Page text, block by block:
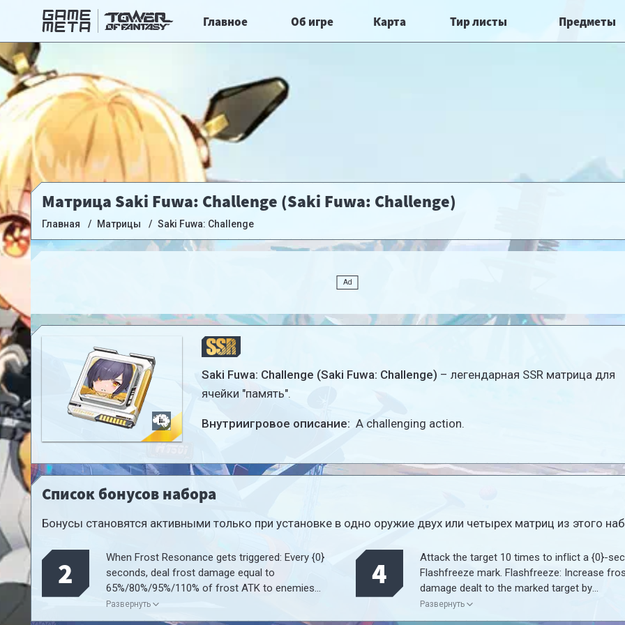
Главное Об игре Карта Тир листы Предметы
Матрица Saki Fuwa: Challenge (Saki Fuwa: Challenge)
Главная Матрицы Saki Fuwa: Challenge
Saki Fuwa: Challenge (Saki Fuwa: Challenge) – легендарная SSR матрица для
ячейки "память".
Внутриигровое описание: A challenging action.
Список бонусов набора
Бонусы становятся активными только при установке в одно оружие двух или четырех матриц из этого
2
When Frost Resonance gets triggered: Every {0}
seconds, deal frost damage equal to
65%/80%/95%/110% of frost ATK to enemies
within a 10-meter radius and apply the Icefrost
effect: Inflict {2}% slow effect that lasts for {1}
Развернуть
4
Attack the target 10 times to inflict a {0}-
Flashfreeze mark. Flashfreeze: Increase
damage dealt to the marked target by
{1}%/{2}%/{3}%/{4}%. This Matrix's effect is
active in the off-hand slot, but only the set
Развернуть